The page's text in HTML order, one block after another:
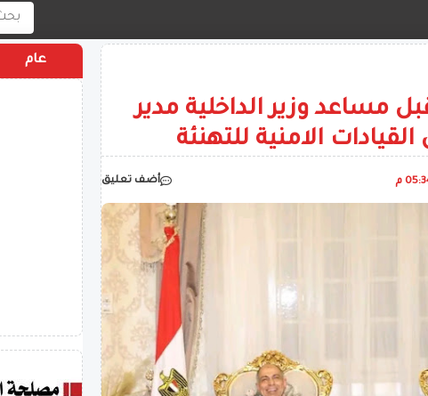
مساعد وزير الداخلية مدير
الامنية للتهنئة
أضف تعليق
عام